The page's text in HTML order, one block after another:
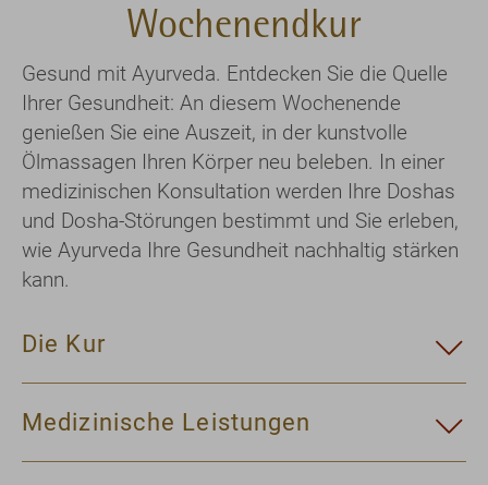
Wochenendkur
Gesund mit Ayurveda. Entdecken Sie die Quelle
Ihrer Gesundheit: An diesem Wochenende
genießen Sie eine Auszeit, in der kunstvolle
Ölmassagen Ihren Körper neu beleben. In einer
medizinischen Konsultation werden Ihre Doshas
und Dosha-Störungen bestimmt und Sie erleben,
wie Ayurveda Ihre Gesundheit nachhaltig stärken
kann.
Die Kur
Medizinische Leistungen